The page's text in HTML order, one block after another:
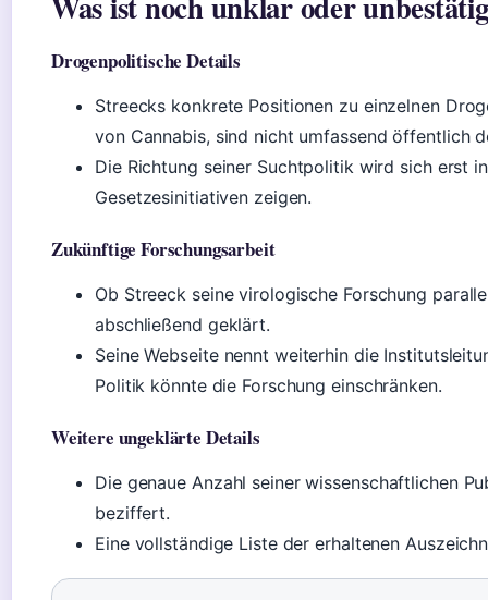
Drogenpolitische Details
Streecks konkrete Positionen zu einzelnen
von Cannabis, sind nicht umfassend öffentlich
Die Richtung seiner Suchtpolitik wird sich erst
Gesetzesinitiativen zeigen.
Zukünftige Forschungsarbeit
Ob Streeck seine virologische Forschung
abschließend geklärt.
Seine Webseite nennt weiterhin die
Politik könnte die Forschung einschränken.
Weitere ungeklärte Details
Die genaue Anzahl seiner wissenschaftlichen
beziffert.
Eine vollständige Liste der erhaltenen